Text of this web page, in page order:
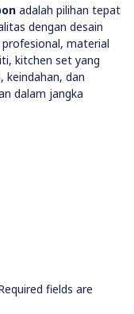
adalah pilihan tepat
dengan desain
material
kitchen set yang
keindahan, dan
dalam jangka
fields are